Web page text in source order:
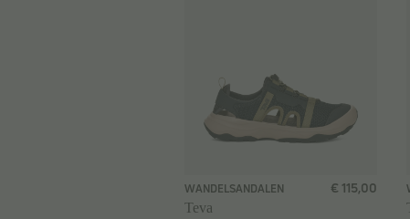
WANDELSANDALEN
Teva
€ 115,00